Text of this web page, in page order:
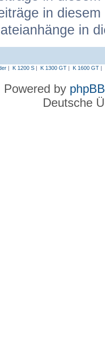
in
in
| K 1200 S| K 1300 GT| K 1600 GT|
Powered by phpBB
Deutsche